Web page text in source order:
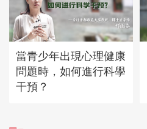
當青少年出現心理健康
問題時，如何進行科學
干預？